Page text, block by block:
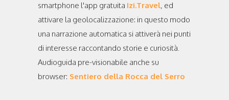
smartphone l'app gratuita Izi.Travel, ed
attivare la geolocalizzazione: in questo modo
una narrazione automatica si attiverà nei punti
di interesse raccontando storie e curiosità.
Audioguida pre-visionabile anche su
browser: Sentiero della Rocca del Serro